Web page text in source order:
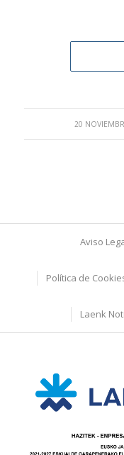
20 /
Aviso
Política de
Laenk